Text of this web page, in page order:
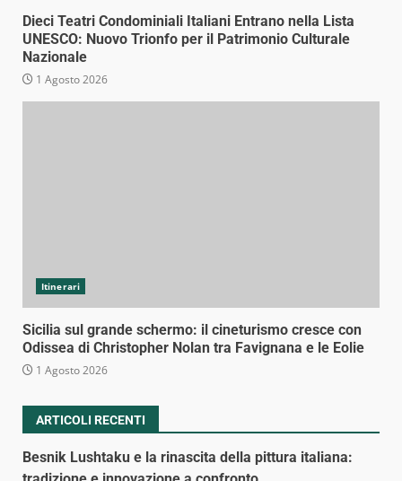
Dieci Teatri Condominiali Italiani Entrano nella Lista
UNESCO: Nuovo Trionfo per il Patrimonio Culturale
Nazionale
1 Agosto 2026
Itinerari
Sicilia sul grande schermo: il cineturismo cresce con
Odissea di Christopher Nolan tra Favignana e le Eolie
1 Agosto 2026
ARTICOLI RECENTI
Besnik Lushtaku e la rinascita della pittura italiana: